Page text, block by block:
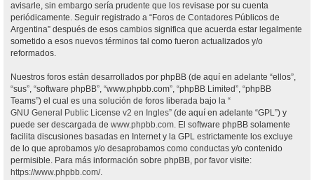
avisarle, sin embargo sería prudente que los revisase por su cuenta
periódicamente. Seguir registrado a “Foros de Contadores Públicos de
Argentina” después de esos cambios significa que acuerda estar legalmente
sometido a esos nuevos términos tal como fueron actualizados y/o
reformados.
Nuestros foros están desarrollados por phpBB (de aquí en adelante “ellos”,
“sus”, “software phpBB”, “www.phpbb.com”, “phpBB Limited”, “phpBB
Teams”) el cual es una solución de foros liberada bajo la “
GNU General Public License v2 en Ingles” (de aquí en adelante “GPL”) y
puede ser descargada de www.phpbb.com. El software phpBB solamente
facilita discusiones basadas en Internet y la GPL estrictamente los excluye
de lo que aprobamos y/o desaprobamos como conductas y/o contenido
permisible. Para más información sobre phpBB, por favor visite:
https://www.phpbb.com/.